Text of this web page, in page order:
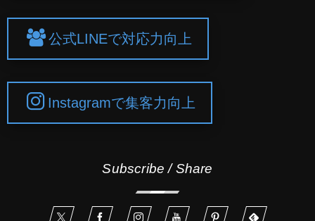
公式LINEで対応力向上
Instagramで集客力向上
Subscribe / Share